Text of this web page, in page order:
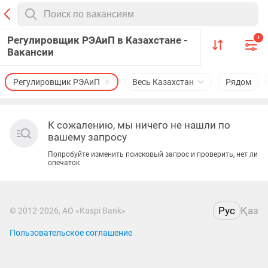
Регулировщик РЭАиП в Казахстане -
Вакансии
1
Весь Казахстан
Регулировщик РЭАиП Рядом
К сожалению, мы ничего не нашли по
вашему запросу
Попробуйте изменить поисковый запрос и проверить, нет ли
опечаток
© 2012-2026, АО «Kaspi Bank» Рус Қаз
Пользовательское соглашение